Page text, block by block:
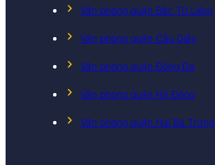
Văn phòng quận Bắc Từ Liêm
Văn phòng quận Cầu Giấy
Văn phòng quận Đống Đa
Văn phòng quận Hà Đông
Văn phòng quận Hai Bà Trưng